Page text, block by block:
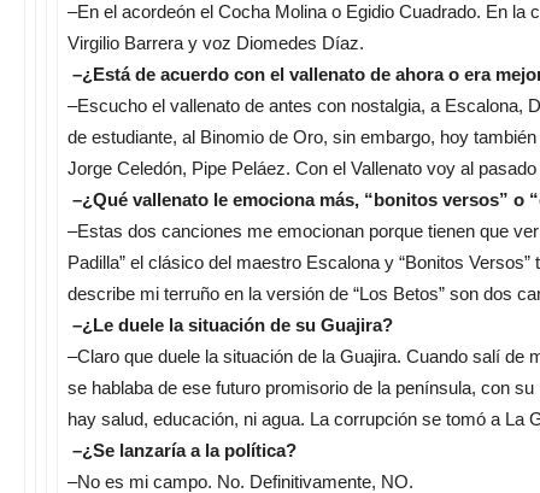
–En el acordeón el Cocha Molina o Egidio Cuadrado. En la
Virgilio Barrera y voz Diomedes Díaz.
–¿Está de acuerdo con el vallenato de ahora o era
–Escucho el vallenato de antes con nostalgia, a Escalona,
de estudiante, al Binomio de Oro, sin embargo, hoy
Jorge Celedón, Pipe Peláez. Con el Vallenato voy al
–¿Qué vallenato le emociona más, “bonitos versos” o
–Estas dos canciones me emocionan porque tienen que
Padilla” el clásico del maestro Escalona y “Bonitos
describe mi terruño en la versión de “Los Betos” son dos
–¿Le duele la situación de su Guajira?
–Claro que duele la situación de la Guajira. Cuando salí de
se hablaba de ese futuro promisorio de la península, con
hay salud, educación, ni agua. La corrupción se tomó a La
–¿Se lanzaría a la política?
–No es mi campo. No. Definitivamente, NO.